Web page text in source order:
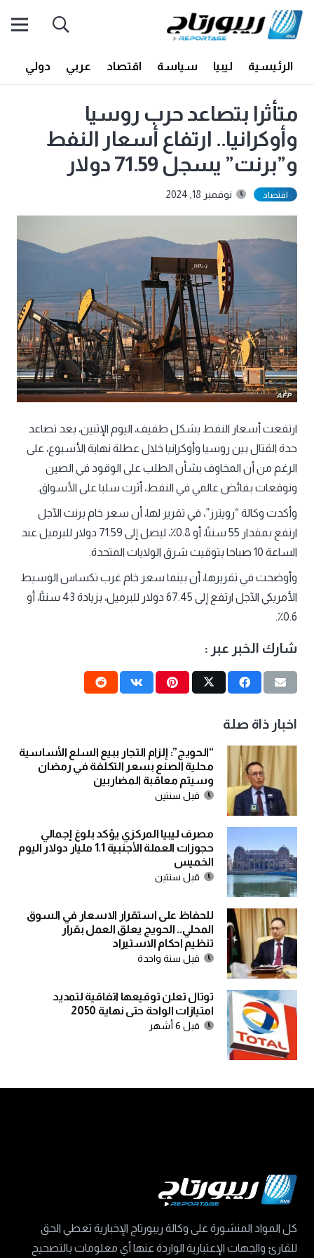
الرئيسية ليبيا سياسة اقتصاد عربي دولي
متأثرا بتصاعد حرب روسيا
وأوكرانيا.. ارتفاع أسعار النفط
و”برنت” يسجل 71.59 دولار
اقتصاد نوفمبر 18, 2024
ارتفعت أسعار النفط بشكل طفيف، اليوم الإثنين، بعد تصاعد
حدة القتال بين روسيا وأوكرانيا خلال عطلة نهاية الأسبوع، على
الرغم من أن المخاوف بشأن الطلب على الوقود في الصين
وتوقعات بفائض عالمي في النفط، أثرت سلبا على الأسواق.
وأكدت وكالة “رويترز”، في تقرير لها، أن سعر خام برنت الآجل
ارتفع بمقدار 55 سنتًا، أو 0.8٪، ليصل إلى 71.59 دولار للبرميل عند
الساعة 10 صباحا بتوقيت شرق الولايات المتحدة.
وأوضحت في تقريرها، أن بينما سعر خام غرب تكساس الوسيط
الأمريكي الآجل ارتفع إلى 67.45 دولار للبرميل، بزيادة 43 سنتًا، أو
0.6٪.
شارك الخبر عبر :
اخبار ذاة صلة
“الحويج”: إلزام التجار ببيع السلع الأساسية
محلية الصنع بسعر التكلفة في رمضان
وسيتم معاقبة المضاربين
قبل سنتين
مصرف ليبيا المركزي يؤكد بلوغ إجمالي
حجوزات العملة الأجنبية 1.1 مليار دولار اليوم
الخميس
قبل سنتين
للحفاظ على استقرار الاسعار في السوق
المحلي.. الحويج يعلق العمل بقرار
تنظيم احكام الاستيراد
قبل سنة واحدة
توتال تعلن توقيعها اتفاقية لتمديد
امتيازات الواحة حتى نهاية 2050
قبل 6 أشهر
كل المواد المنشورة على وكالة ريبورتاج الإخبارية تعطي الحق
للقارئ والجهات الإعتبارية الواردة عنها أي معلومات بالتصحيح